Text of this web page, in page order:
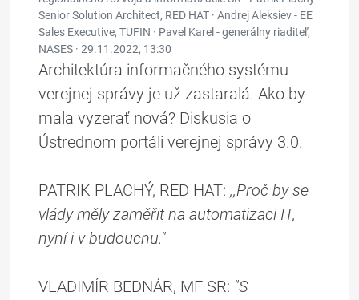
Senior Solution Architect, RED HAT · Andrej Aleksiev - EE
Sales Executive, TUFIN · Pavel Karel - generálny riaditeľ,
NASES · 29.11.2022, 13:30
Architektúra informačného systému
verejnej správy je už zastaralá. Ako by
mala vyzerať nová? Diskusia o
Ústrednom portáli verejnej správy 3.0.
PATRIK PLACHÝ, RED HAT: ,,Proč by se
vlády měly zaměřit na automatizaci IT,
nyní i v budoucnu."
VLADIMÍR BEDNÁR, MF SR: "S